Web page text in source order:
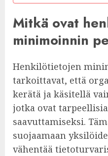
Mitkä ovat
minimoinnin
Henkilötietojen
tarkoittavat, että
kerätä ja käsitellä
jotka ovat
saavuttamiseksi.
suojaamaan
vähentää